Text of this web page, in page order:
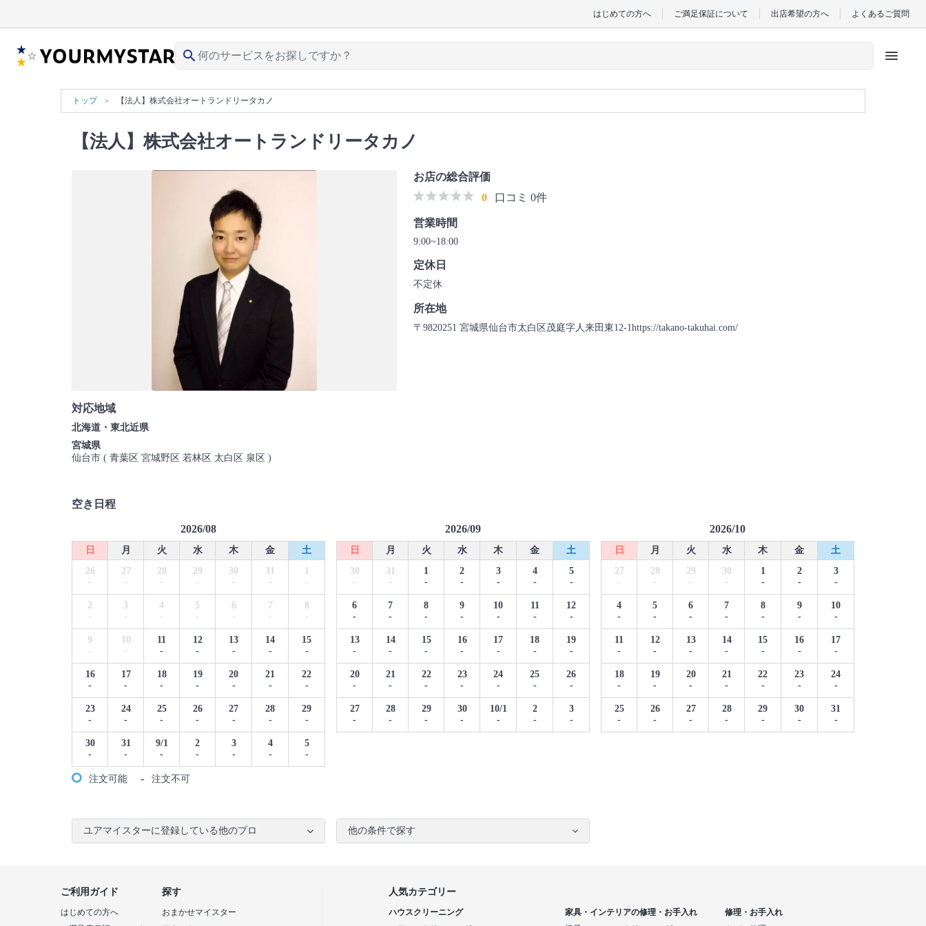
はじめての方へ ご満足保証について 出店希望の方へ よくあるご質問
search menu
トップ 【法人】株式会社オートランドリータカノ
【法人】株式会社オートランドリータカノ
お店の総合評価
0
口コミ 0件
営業時間
9:00~18:00
定休日
不定休
所在地
〒9820251 宮城県仙台市太白区茂庭字人来田東12-1https://takano-takuhai.com/
対応地域
北海道・東北近県
宮城県
仙台市 ( 青葉区 宮城野区 若林区 太白区 泉区 )
空き日程
2026/08
日 月 火 水 木 金
土
26
-
27
-
28
-
29
-
30
-
31
-
1
-
2
-
3
-
4
-
5
-
6
-
7
-
8
-
9
-
10
-
11
-
12
-
13
-
14
-
15
-
16
-
17
-
18
-
19
-
20
-
21
-
22
-
23
-
24
-
25
-
26
-
27
-
28
-
29
-
30
-
31
-
9/1
-
2
-
3
-
4
-
5
-
2026/09
日 月 火 水 木 金
土
30
-
31
-
1
-
2
-
3
-
4
-
5
-
6
-
7
-
8
-
9
-
10
-
11
-
12
-
13
-
14
-
15
-
16
-
17
-
18
-
19
-
20
-
21
-
22
-
23
-
24
-
25
-
26
-
27
-
28
-
29
-
30
-
10/1
-
2
-
3
-
2026/10
日 月 火 水 木 金
土
27
-
28
-
29
-
30
-
1
-
2
-
3
-
4
-
5
-
6
-
7
-
8
-
9
-
10
-
11
-
12
-
13
-
14
-
15
-
16
-
17
-
18
-
19
-
20
-
21
-
22
-
23
-
24
-
25
-
26
-
27
-
28
-
29
-
30
-
31
-
注文可能 - 注文不可
ユアマイスターに登録している他のプロ 他の条件で探す
探す
おまかせマイスター
ご利用ガイド
はじめての方へ
人気カテゴリー
ハウスクリーニング
家具・インテリアの修理・お手入れ
修理・お手入れ